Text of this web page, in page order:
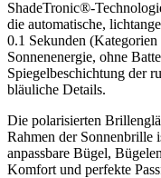
ShadeTronic®-
die automatische,
0.1 Sekunden
Sonnenenergie, ohne
Spiegelbeschichtung der
bläuliche Details.
Die polarisierten
Rahmen der Sonnenbrille
anpassbare Bügel,
Komfort und perfekte